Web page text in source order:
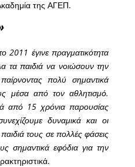
της ΑΓΕΠ.
2011 έγινε πραγματικότητα
τα παιδιά να νοιώσουν την
πολύ σημαντικά
μέσα από τον αθλητισμό.
από 15 χρόνια παρουσίας
δυναμικά και οι
τους σε πολλές φάσεις
σημαντικά εφόδια για την